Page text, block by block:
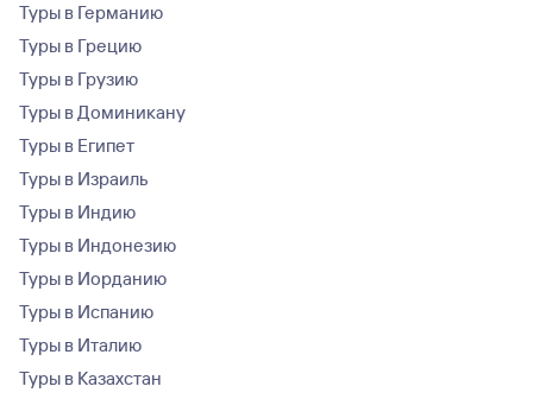
Туры в Германию
Туры в Грецию
Туры в Грузию
Туры в Доминикану
Туры в Египет
Туры в Израиль
Туры в Индию
Туры в Индонезию
Туры в Иорданию
Туры в Испанию
Туры в Италию
Туры в Казахстан